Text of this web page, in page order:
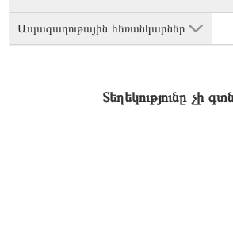
Ապագաղութային հեռանկարներ
Տեղեկությունը չի